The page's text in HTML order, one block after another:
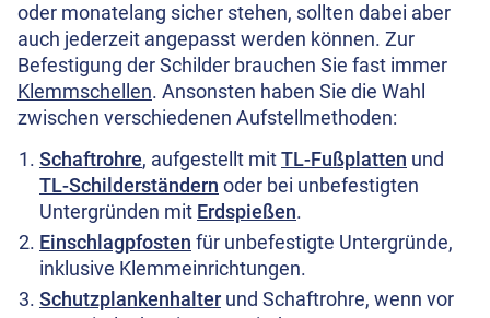
oder monatelang sicher stehen, sollten dabei aber
auch jederzeit angepasst werden können. Zur
Befestigung der Schilder brauchen Sie fast immer
Klemmschellen. Ansonsten haben Sie die Wahl
zwischen verschiedenen Aufstellmethoden:
Schaftrohre, aufgestellt mitTL-Fußplatten und
TL-Schilderständern oder bei unbefestigten
Untergründen mit Erdspießen.
Einschlagpfosten für unbefestigte Untergründe,
inklusive Klemmeinrichtungen.
Schutzplankenhalter und Schaftrohre, wenn vor